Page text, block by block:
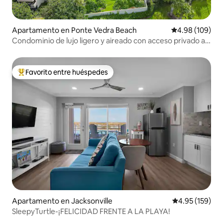
Apartamento en Ponte Vedra Beach Calificación
4.98 (109)
Condominio de lujo ligero y aireado con acceso privado a
Favorito entre huéspedes preferido
Favorito entre huéspedes
Apartamento en Jacksonville Calificación
4.95 (159)
SleepyTurtle-¡FELICIDAD FRENTE A LA PLAYA!